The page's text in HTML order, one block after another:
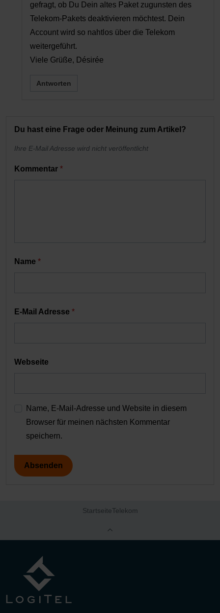
gefragt, ob Du Dein altes Paket zugunsten des
Telekom-Pakets deaktivieren möchtest. Dein
Account wird so nahtlos über die Telekom
weitergeführt.
Viele Grüße, Désirée
Antworten
Du hast eine Frage oder Meinung zum Artikel?
Ihre E-Mail Adresse wird nicht veröffentlicht
Kommentar *
Name *
E-Mail Adresse *
Webseite
Name, E-Mail-Adresse und Website in diesem
Browser für meinen nächsten Kommentar
speichern.
StartseiteTelekom